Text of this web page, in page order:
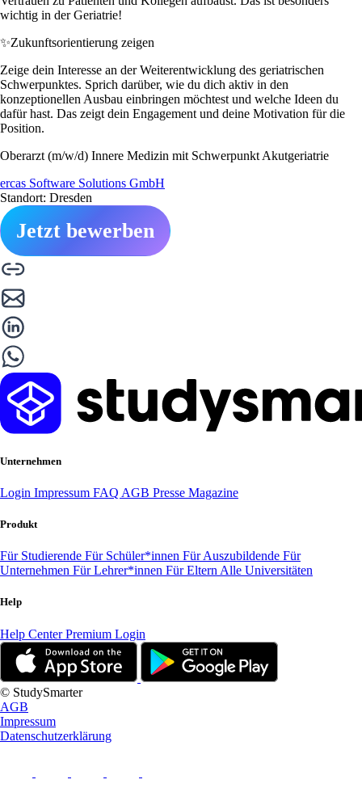
wichtig in der Geriatrie!
✨Zukunftsorientierung zeigen
Zeige dein Interesse an der Weiterentwicklung des geriatrischen
Schwerpunktes. Sprich darüber, wie du dich aktiv in den
konzeptionellen Ausbau einbringen möchtest und welche Ideen du
dafür hast. Das zeigt dein Engagement und deine Motivation für die
Position.
Oberarzt (m/w/d) Innere Medizin mit Schwerpunkt Akutgeriatrie
ercas Software Solutions GmbH
Standort: Dresden
Jetzt bewerben
Unternehmen
Login Impressum FAQ AGB Presse Magazine
Produkt
Für Studierende Für Schüler*innen Für Auszubildende Für
Unternehmen Für Lehrer*innen Für Eltern Alle Universitäten
Help
Help CenterPremium Login
© StudySmarter
AGB
Impressum
Datenschutzerklärung